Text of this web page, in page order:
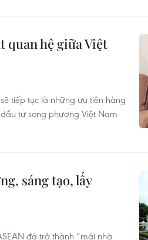
quan hệ giữa Việt
tiếp tục là những ưu tiên hàng
tư song phương Việt Nam-
sáng tạo, lấy
đã trở thành “mái nhà